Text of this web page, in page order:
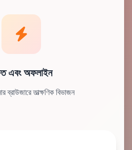
এবং অফলাইন
ব্রাউজারে তাত্ক্ষণিক বিভাজন